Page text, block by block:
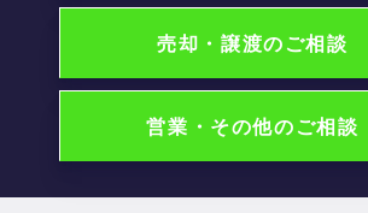
売却・譲渡のご相談
営業・その他のご相談